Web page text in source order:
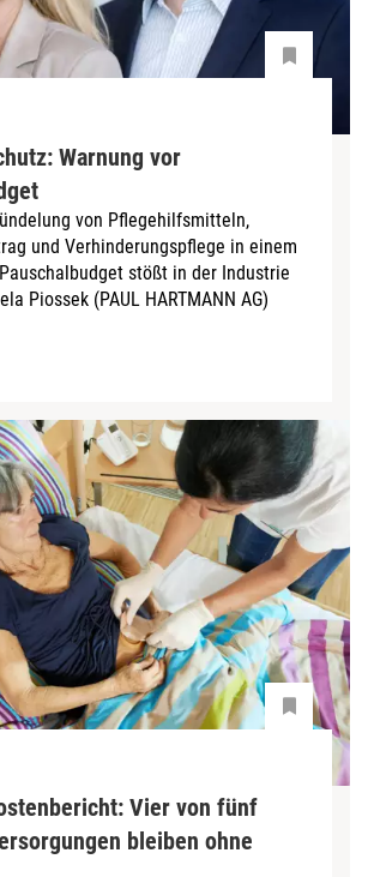
Warnung vor
von Pflegehilfsmitteln,
und Verhinderungspflege in einem
stößt in der Industrie
Piossek (PAUL HARTMANN AG)
Vier von fünf
bleiben ohne